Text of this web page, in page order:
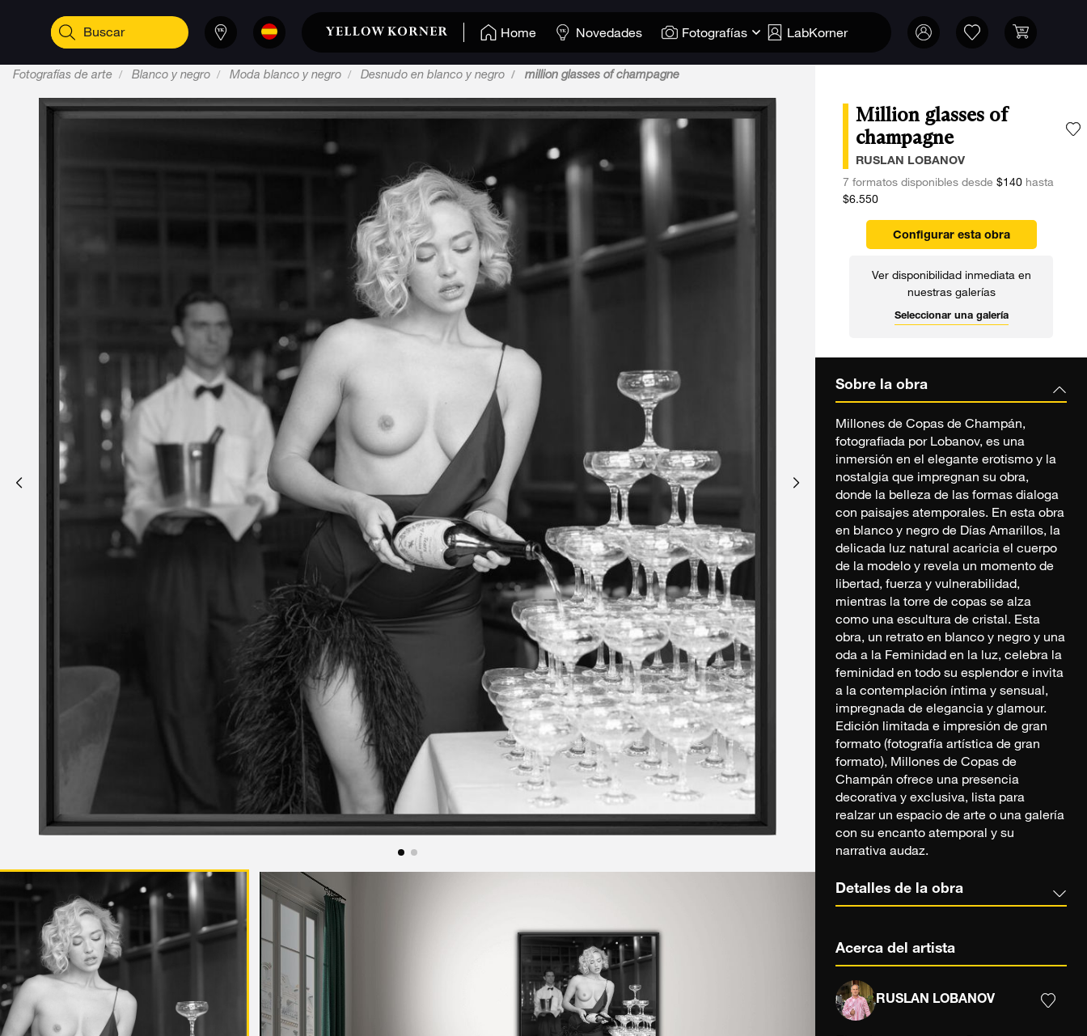
Home Novedades Fotografías LabKorner
Fotografías de arte Blanco y negro Moda blanco y negro Desnudo en blanco y negro million glasses of champagne
Million glasses of
champagne
RUSLAN LOBANOV
7 formatos disponibles desde $140hasta
$6.550
Configurar esta obra
Ver disponibilidad inmediata en
nuestras galerías
Seleccionar una galería
Sobre la obra
Millones de Copas de Champán,
fotografiada por Lobanov, es una
inmersión en el elegante erotismo y la
nostalgia que impregnan su obra,
donde la belleza de las formas dialoga
con paisajes atemporales. En esta obra
en blanco y negro de Días Amarillos, la
delicada luz natural acaricia el cuerpo
de la modelo y revela un momento de
libertad, fuerza y vulnerabilidad,
mientras la torre de copas se alza
como una escultura de cristal. Esta
obra, un retrato en blanco y negro y una
oda a la Feminidad en la luz, celebra la
feminidad en todo su esplendor e invita
a la contemplación íntima y sensual,
impregnada de elegancia y glamour.
Edición limitada e impresión de gran
formato (fotografía artística de gran
formato), Millones de Copas de
Champán ofrece una presencia
decorativa y exclusiva, lista para
realzar un espacio de arte o una galería
con su encanto atemporal y su
narrativa audaz.
Detalles de la obra
Acerca del artista
RUSLAN LOBANOV